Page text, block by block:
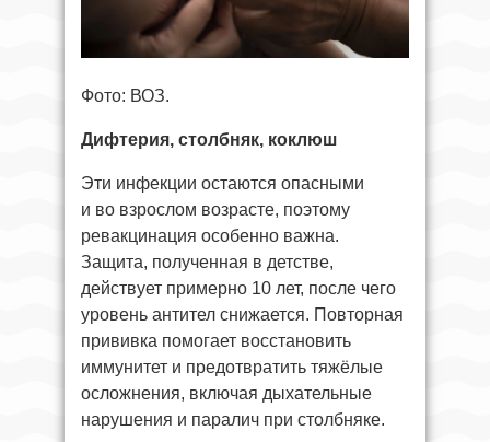
Фото: ВОЗ.
Дифтерия, столбняк, коклюш
Эти инфекции остаются опасными
и во взрослом возрасте, поэтому
ревакцинация особенно важна.
Защита, полученная в детстве,
действует примерно 10 лет, после чего
уровень антител снижается. Повторная
прививка помогает восстановить
иммунитет и предотвратить тяжёлые
осложнения, включая дыхательные
нарушения и паралич при столбняке.